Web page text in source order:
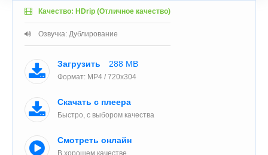
Качество: HDrip (Отличное качество)
Озвучка: Дублирование
Загрузить 288 MB
Формат: MP4 / 720x304
Скачать с плеера
Быстро, с выбором качества
Смотреть онлайн
В хорошем качестве